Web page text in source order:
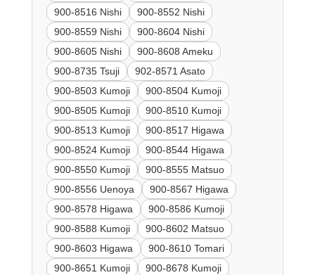
900-8516 Nishi
900-8552 Nishi
900-8559 Nishi
900-8604 Nishi
900-8605 Nishi
900-8608 Ameku
900-8735 Tsuji
902-8571 Asato
900-8503 Kumoji
900-8504 Kumoji
900-8505 Kumoji
900-8510 Kumoji
900-8513 Kumoji
900-8517 Higawa
900-8524 Kumoji
900-8544 Higawa
900-8550 Kumoji
900-8555 Matsuo
900-8556 Uenoya
900-8567 Higawa
900-8578 Higawa
900-8586 Kumoji
900-8588 Kumoji
900-8602 Matsuo
900-8603 Higawa
900-8610 Tomari
900-8651 Kumoji
900-8678 Kumoji